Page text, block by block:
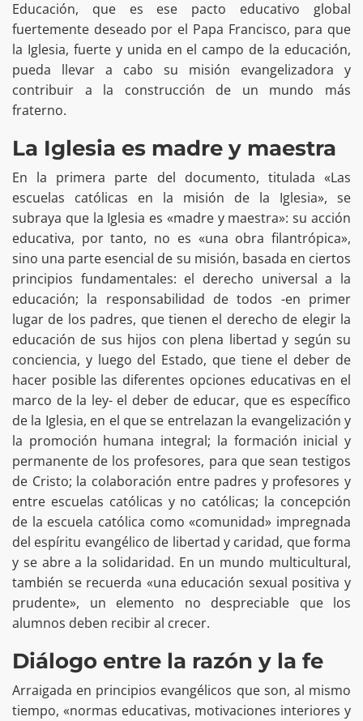
Educación, que es ese pacto educativo global
fuertemente deseado por el Papa Francisco, para que
la Iglesia, fuerte y unida en el campo de la educación,
pueda llevar a cabo su misión evangelizadora y
contribuir a la construcción de un mundo más
fraterno.
La Iglesia es madre y maestra
En la primera parte del documento, titulada «Las
escuelas católicas en la misión de la Iglesia», se
subraya que la Iglesia es «madre y maestra»: su acción
educativa, por tanto, no es «una obra filantrópica»,
sino una parte esencial de su misión, basada en ciertos
principios fundamentales: el derecho universal a la
educación; la responsabilidad de todos -en primer
lugar de los padres, que tienen el derecho de elegir la
educación de sus hijos con plena libertad y según su
conciencia, y luego del Estado, que tiene el deber de
hacer posible las diferentes opciones educativas en el
marco de la ley- el deber de educar, que es específico
de la Iglesia, en el que se entrelazan la evangelización y
la promoción humana integral; la formación inicial y
permanente de los profesores, para que sean testigos
de Cristo; la colaboración entre padres y profesores y
entre escuelas católicas y no católicas; la concepción
de la escuela católica como «comunidad» impregnada
del espíritu evangélico de libertad y caridad, que forma
y se abre a la solidaridad. En un mundo multicultural,
también se recuerda «una educación sexual positiva y
prudente», un elemento no despreciable que los
alumnos deben recibir al crecer.
Diálogo entre la razón y la fe
Arraigada en principios evangélicos que son, al mismo
tiempo, «normas educativas, motivaciones interiores y